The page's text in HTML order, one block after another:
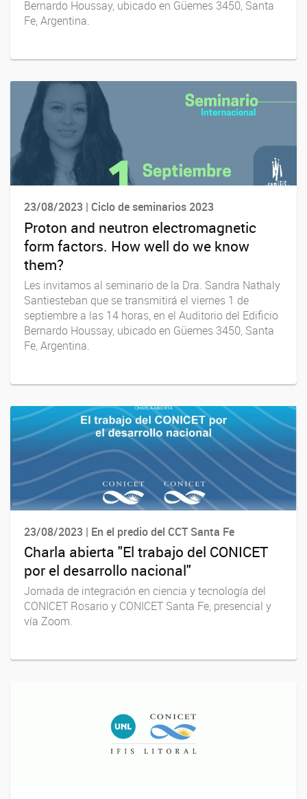
Bernardo Houssay, ubicado en Güemes 3450, Santa
Fe, Argentina.
23/08/2023 | Ciclo de seminarios 2023
Proton and neutron electromagnetic
form factors. How well do we know
them?
Les invitamos al seminario de la Dra. Sandra Nathaly
Santiesteban que se transmitirá el viernes 1 de
septiembre a las 14 horas, en el Auditorio del Edificio
Bernardo Houssay, ubicado en Güemes 3450, Santa
Fe, Argentina.
23/08/2023 | En el predio del CCT Santa Fe
Charla abierta "El trabajo del CONICET
por el desarrollo nacional"
Jornada de integración en ciencia y tecnología del
CONICET Rosario y CONICET Santa Fe, presencial y
vía Zoom.